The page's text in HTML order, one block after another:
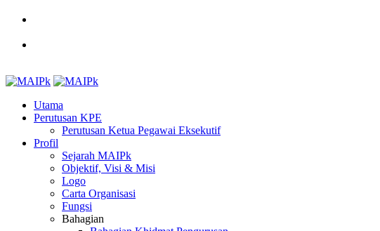
Utama
Perutusan KPE
Perutusan Ketua Pegawai Eksekutif
Profil
Sejarah MAIPk
Objektif, Visi & Misi
Logo
Carta Organisasi
Fungsi
Bahagian